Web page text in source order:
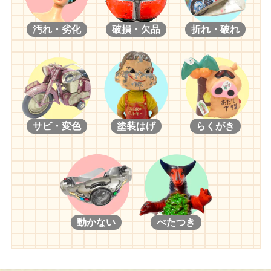
汚れ・劣化 破損・欠品 折れ・破れ
サビ・変色 塗装はげ らくがき
動かない べたつき